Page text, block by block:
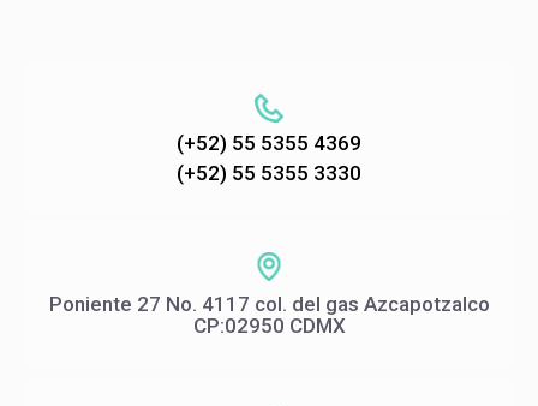
(+52) 55 5355 4369
(+52) 55 5355 3330
Poniente 27 No. 4117 col. del gas Azcapotzalco
CP:02950 CDMX